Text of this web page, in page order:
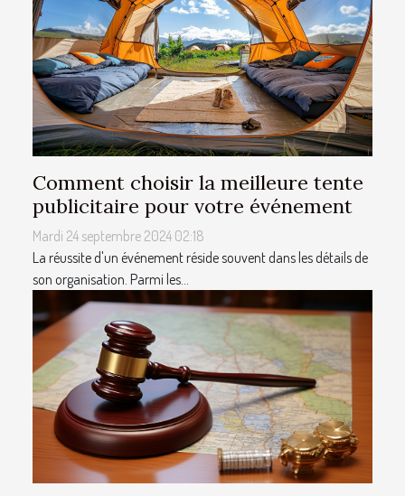
Comment choisir la meilleure tente
publicitaire pour votre événement
Mardi 24 septembre 2024 02:18
La réussite d'un événement réside souvent dans les détails de
son organisation. Parmi les...